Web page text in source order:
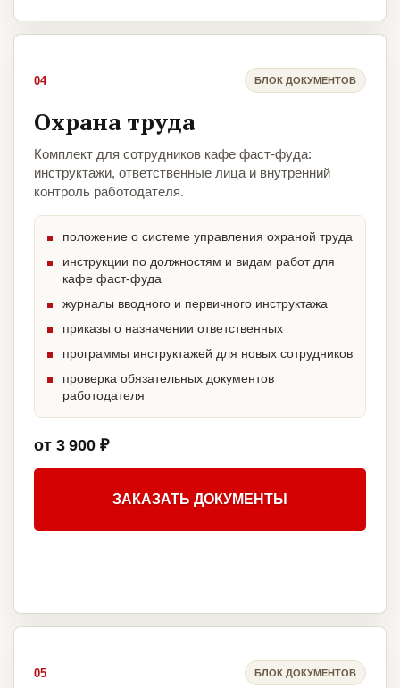
04 БЛОК ДОКУМЕНТОВ
Охрана труда
Комплект для сотрудников кафе фаст-фуда:
инструктажи, ответственные лица и внутренний
контроль работодателя.
положение о системе управления охраной труда
инструкции по должностям и видам работ для
кафе фаст-фуда
журналы вводного и первичного инструктажа
приказы о назначении ответственных
программы инструктажей для новых сотрудников
проверка обязательных документов
работодателя
от 3 900 ₽
ЗАКАЗАТЬ ДОКУМЕНТЫ
05 БЛОК ДОКУМЕНТОВ